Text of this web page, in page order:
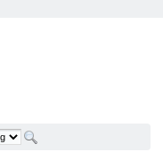
phen chua hieu